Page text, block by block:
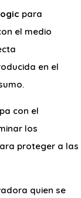
para
el medio
en el
con el
los
proteger a las
quien se